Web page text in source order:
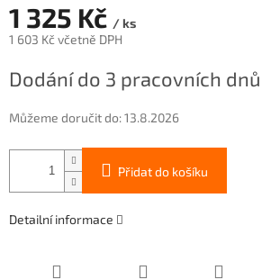
1 325 Kč / ks
1 603 Kč včetně DPH
cena:
Dodání do 3 pracovních dnů
Můžeme doručit do:13.8.2026
Přidat do košíku
Detailní informace